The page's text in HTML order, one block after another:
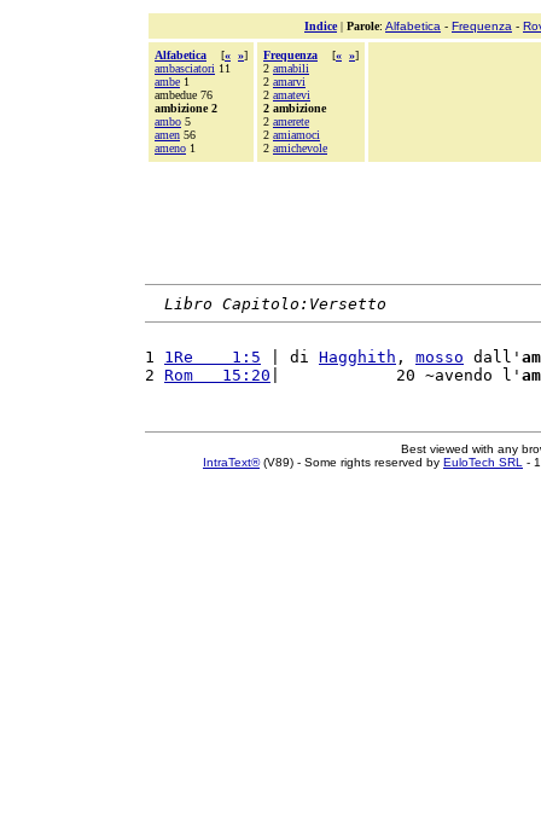
Indice| Parole: Alfabetica - Frequenza -
Alfabetica [« »]
ambasciatori 11
ambe 1
ambedue 76
ambizione 2
ambo 5
amen 56
ameno 1
Frequenza [« »]
2 amabili
2 amarvi
2 amatevi
2 ambizione
2 amerete
2 amiamoci
2 amichevole
Libro Capitolo:Versetto
1 1Re    1:5 | di Hagghith , mosso dall'
2 Rom   15:20 |            20 ~avendo l'
Best viewed with any
IntraText®(V89) - Some rights reserved by EuloTech SRL -